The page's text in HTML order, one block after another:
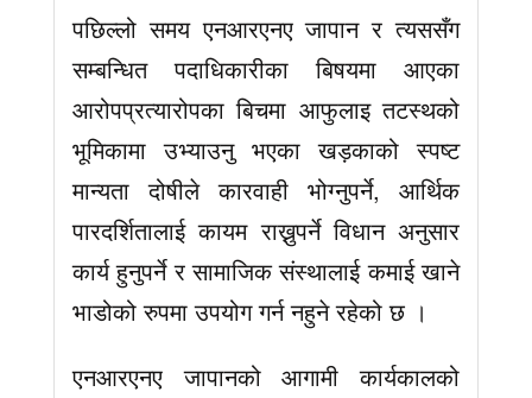
पछिल्लो समय एनआरएनए जापान र त्यससँग
सम्बन्धित पदाधिकारीका बिषयमा आएका
आरोपप्रत्यारोपका बिचमा आफुलाइ तटस्थको
भूमिकामा उभ्याउनु भएका खड़काको स्पष्ट
मान्यता दोषीले कारवाही भोग्नुपर्ने, आर्थिक
पारदर्शितालाई कायम राख्नुपर्ने विधान अनुसार
कार्य हुनुपर्ने र सामाजिक संस्थालाई कमाई खाने
भाडोको रुपमा उपयोग गर्न नहुने रहेको छ ।
एनआरएनए जापानको आगामी कार्यकालको